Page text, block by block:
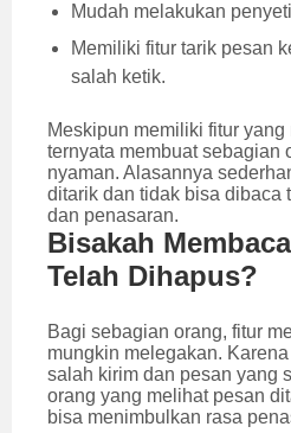
Mudah melakukan
Memiliki fitur tarik pesan
salah ketik.
Meskipun memiliki fitur
ternyata membuat sebagian
nyaman. Alasannya
ditarik dan tidak bisa dibaca
dan penasaran.
Bisakah
Telah Dihapus?
Bagi sebagian orang, fitur
mungkin melegakan.
salah kirim dan pesan yang
orang yang melihat pesan
bisa menimbulkan rasa